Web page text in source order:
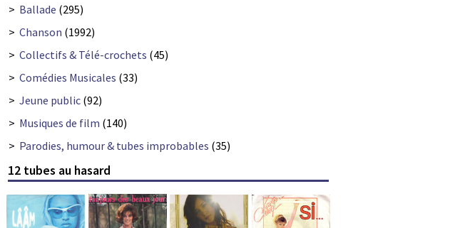
> Ballade (295)
> Chanson (1992)
> Collectifs & Télé-crochets (45)
> Comédies Musicales (33)
> Jeune public (92)
> Musiques de film (140)
> Parodies, humour & tubes improbables (35)
12 tubes au hasard